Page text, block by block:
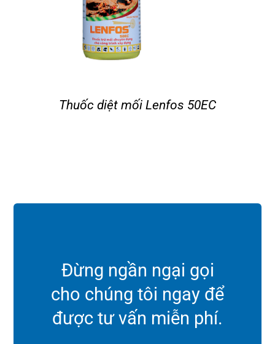
Thuốc diệt mối Lenfos 50EC
Đừng ngần ngại gọi
cho chúng tôi ngay để
được tư vấn miễn phí.